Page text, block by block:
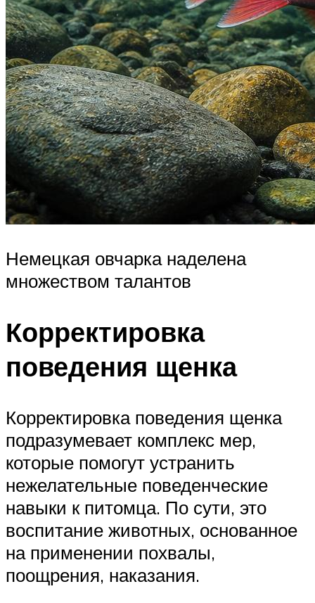
Немецкая овчарка наделена
множеством талантов
Корректировка
поведения щенка
Корректировка поведения щенка
подразумевает комплекс мер,
которые помогут устранить
нежелательные поведенческие
навыки к питомца. По сути, это
воспитание животных, основанное
на применении похвалы,
поощрения, наказания.